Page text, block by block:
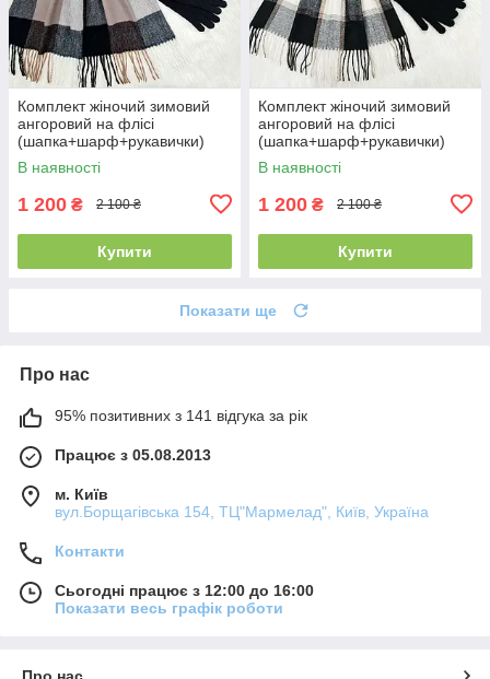
Комплект жіночий зимовий
ангоровий на флісі
(шапка+шарф+рукавички)
ODYSSEY 55-58 см
різнокольоровий 12815 -
В наявності
1 200 ₴ 2 100 ₴
Купити
Комплект жіночий зимовий
ангоровий на флісі
(шапка+шарф+рукавички)
ODYSSEY 55-58 см чорний
12815 - 8064 - 4185
В наявності
1 200 ₴ 2 100 ₴
Купити
Показати ще
Про нас
95% позитивних з 141 відгука за рік
Працює з 05.08.2013
м. Київ
вул.Борщагівська 154, ТЦ"Мармелад", Київ, Україна
Контакти
Сьогодні працює з 12:00 до 16:00
Показати весь графік роботи